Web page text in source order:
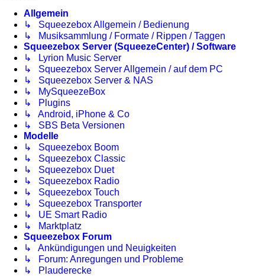
Allgemein
↳ Squeezebox Allgemein / Bedienung
↳ Musiksammlung / Formate / Rippen / Taggen
Squeezebox Server (SqueezeCenter) / Software
↳ Lyrion Music Server
↳ Squeezebox Server Allgemein / auf dem PC
↳ Squeezebox Server & NAS
↳ MySqueezeBox
↳ Plugins
↳ Android, iPhone & Co
↳ SBS Beta Versionen
Modelle
↳ Squeezebox Boom
↳ Squeezebox Classic
↳ Squeezebox Duet
↳ Squeezebox Radio
↳ Squeezebox Touch
↳ Squeezebox Transporter
↳ UE Smart Radio
↳ Marktplatz
Squeezebox Forum
↳ Ankündigungen und Neuigkeiten
↳ Forum: Anregungen und Probleme
↳ Plauderecke